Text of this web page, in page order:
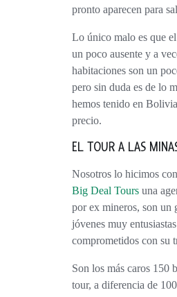
pronto aparecen para
Lo único malo es que el personal es
un poco ausente y a
habitaciones son un
pero sin duda es de lo
hemos tenido en
precio.
EL TOUR A LAS
Nosotros lo hicimos
Big Deal Tours una
por ex mineros, son un
jóvenes muy
comprometidos con su
Son los más caros 150 bob por el
tour, a diferencia de